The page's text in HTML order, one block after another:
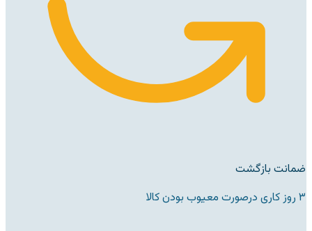
ضمانت بازگشت
۳ روز کاری درصورت معیوب بودن کالا